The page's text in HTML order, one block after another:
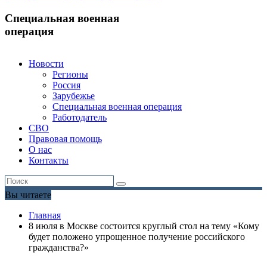
Специальная военная
операция
Новости
Регионы
Россия
Зарубежье
Специальная военная операция
Работодатель
СВО
Правовая помощь
О нас
Контакты
Вы читаете
Главная
8 июля в Москве состоится круглый стол на тему «Кому
будет положено упрощенное получение российского
гражданства?»